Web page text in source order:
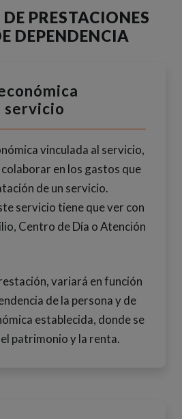
PRESTACIONES
DEPENDENCIA
servicio
vinculada al servicio,
en los gastos que
de un servicio.
servicio tiene que ver con
Centro de Día o Atención
variará en función
de la persona y de
establecida, donde se
patrimonio y la renta.